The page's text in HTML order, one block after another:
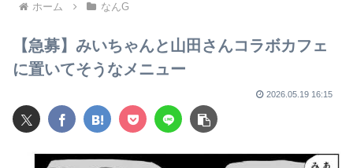
ホーム なんG
【急募】みいちゃんと山田さんコラボカフェ
に置いてそうなメニュー
2026.05.19 16:15